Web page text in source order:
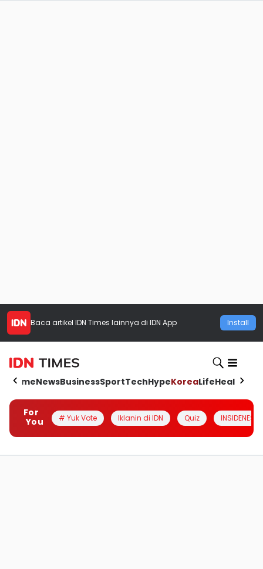
Baca artikel IDN Times lainnya di IDN App Install
HomeNewsBusinessSportTechHypeKoreaLifeHealth
For
You
# Yuk Vote Iklanin di IDN Quiz INSIDENESIA